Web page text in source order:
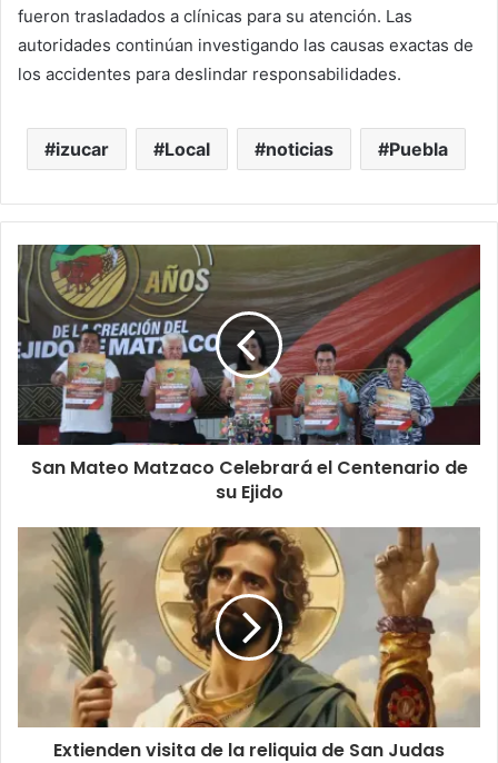
fueron trasladados a clínicas para su atención. Las
autoridades continúan investigando las causas exactas de
los accidentes para deslindar responsabilidades.
izucar Local noticias Puebla
San Mateo Matzaco Celebrará el Centenario de
su Ejido
Extienden visita de la reliquia de San Judas